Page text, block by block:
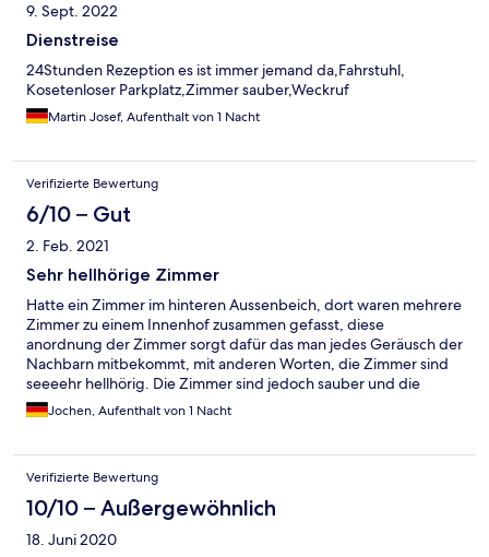
9. Sept. 2022
Dienstreise
24Stunden Rezeption es ist immer jemand da,Fahrstuhl,
Kosetenloser Parkplatz,Zimmer sauber,Weckruf
Martin Josef, Aufenthalt von 1 Nacht
Verifizierte Bewertung
6/10 – Gut
2. Feb. 2021
Sehr hellhörige Zimmer
Hatte ein Zimmer im hinteren Aussenbeich, dort waren mehrere
Zimmer zu einem Innenhof zusammen gefasst, diese
anordnung der Zimmer sorgt dafür das man jedes Geräusch der
Nachbarn mitbekommt, mit anderen Worten, die Zimmer sind
seeeehr hellhörig. Die Zimmer sind jedoch sauber und die
Betten sind auch ok. Der Rest des Zimmers läst zu Wünschen
übrig. Ein weiteres Manko ist das fehlende Frühstücks-
einer für Snacks, dieser war aber spärlich bestückt. Fazit eine
weitere Übernachtung dort nur im Notfall.
Jochen, Aufenthalt von 1 Nacht
Verifizierte Bewertung
10/10 – Außergewöhnlich
18. Juni 2020